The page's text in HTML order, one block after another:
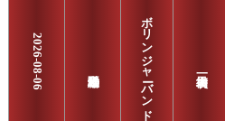
2026-08-06 ボリンジャーバンド